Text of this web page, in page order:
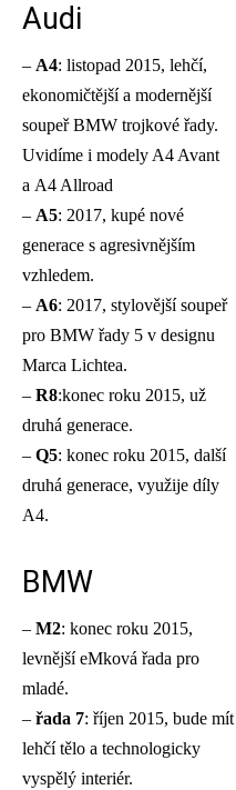
Audi
– A4: listopad 2015, lehčí,
ekonomičtější a modernější
soupeř BMW trojkové řady.
Uvidíme i modely A4 Avant
a A4 Allroad
– A5: 2017, kupé nové
generace s agresivnějším
vzhledem.
– A6: 2017, stylovější soupeř
pro BMW řady 5 v designu
Marca Lichtea.
– R8:konec roku 2015, už
druhá generace.
– Q5: konec roku 2015, další
druhá generace, využije díly
A4.
BMW
– M2: konec roku 2015,
levnější eMková řada pro
mladé.
– řada 7: říjen 2015, bude mít
lehčí tělo a technologicky
vyspělý interiér.